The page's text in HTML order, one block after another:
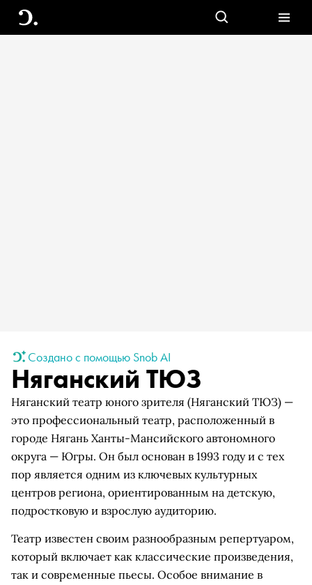
Создано с помощью Snob AI
Няганский ТЮЗ
Няганский театр юного зрителя (Няганский ТЮЗ) —
это профессиональный театр, расположенный в
городе Нягань Ханты-Мансийского автономного
округа — Югры. Он был основан в 1993 году и с тех
пор является одним из ключевых культурных
центров региона, ориентированным на детскую,
подростковую и взрослую аудиторию.
Театр известен своим разнообразным репертуаром,
который включает как классические произведения,
так и современные пьесы. Особое внимание в